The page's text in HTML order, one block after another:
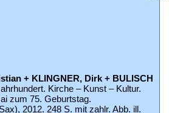
+ KLINGNER, Dirk + BULISCH
Kirche – Kunst – Kultur.
zum 75. Geburtstag.
2012. 248 S. mit zahlr. Abb. ill.